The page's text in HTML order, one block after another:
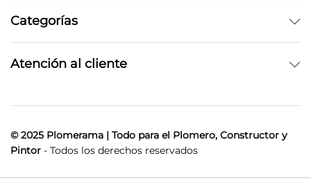
Categorías
Atención al cliente
© 2025 Plomerama | Todo para el Plomero, Constructor y
Pintor - Todos los derechos reservados